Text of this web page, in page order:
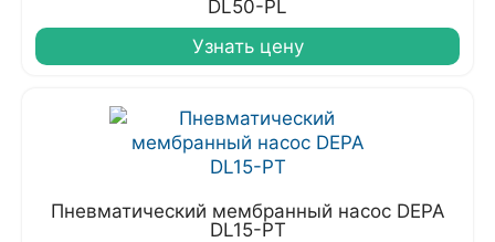
DL50-PL
Узнать цену
Пневматический мембранный насос DEPA
DL15-PT